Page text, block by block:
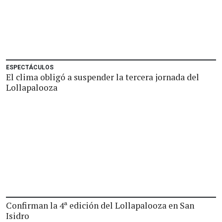
ESPECTÁCULOS
El clima obligó a suspender la tercera jornada del
Lollapalooza
Confirman la 4ª edición del Lollapalooza en San
Isidro